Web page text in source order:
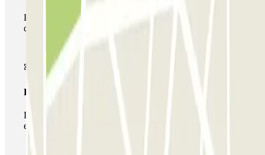
Durante a sua estadia, pode utilizar toda a rede de parques
de estacionamento deste operador disponível em Parclick.
Passe ilimitado
Durante a sua estadia, pode entrar e sair do parque de
estacionamento as vezes que quiser.